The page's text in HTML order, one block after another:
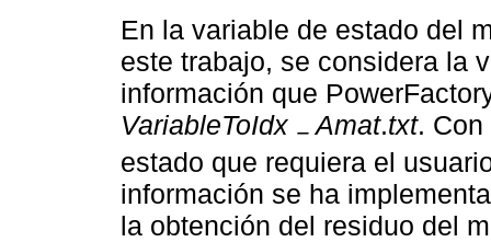
En la variable de estado del
este trabajo, se considera la
información que
VariableToIdx − Amat.txt. Con
estado que requiera el
información se ha
la obtención del residuo del